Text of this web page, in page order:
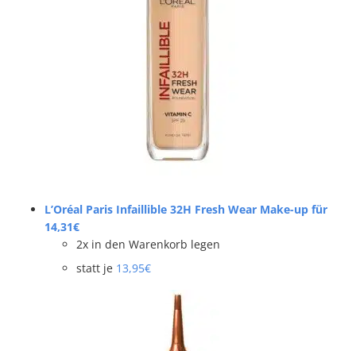
L’Oréal Paris Infaillible 32H Fresh Wear Make-up für
14,31€
2x in den Warenkorb legen
statt je 13,95€